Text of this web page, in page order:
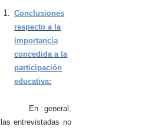
Conclusiones
respecto a la
importancia
concedida a la
participación
educativa:
En general,
las entrevistadas no